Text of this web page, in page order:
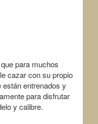
para muchos
cazar con su propio
están entrenados y
para disfrutar
y calibre.